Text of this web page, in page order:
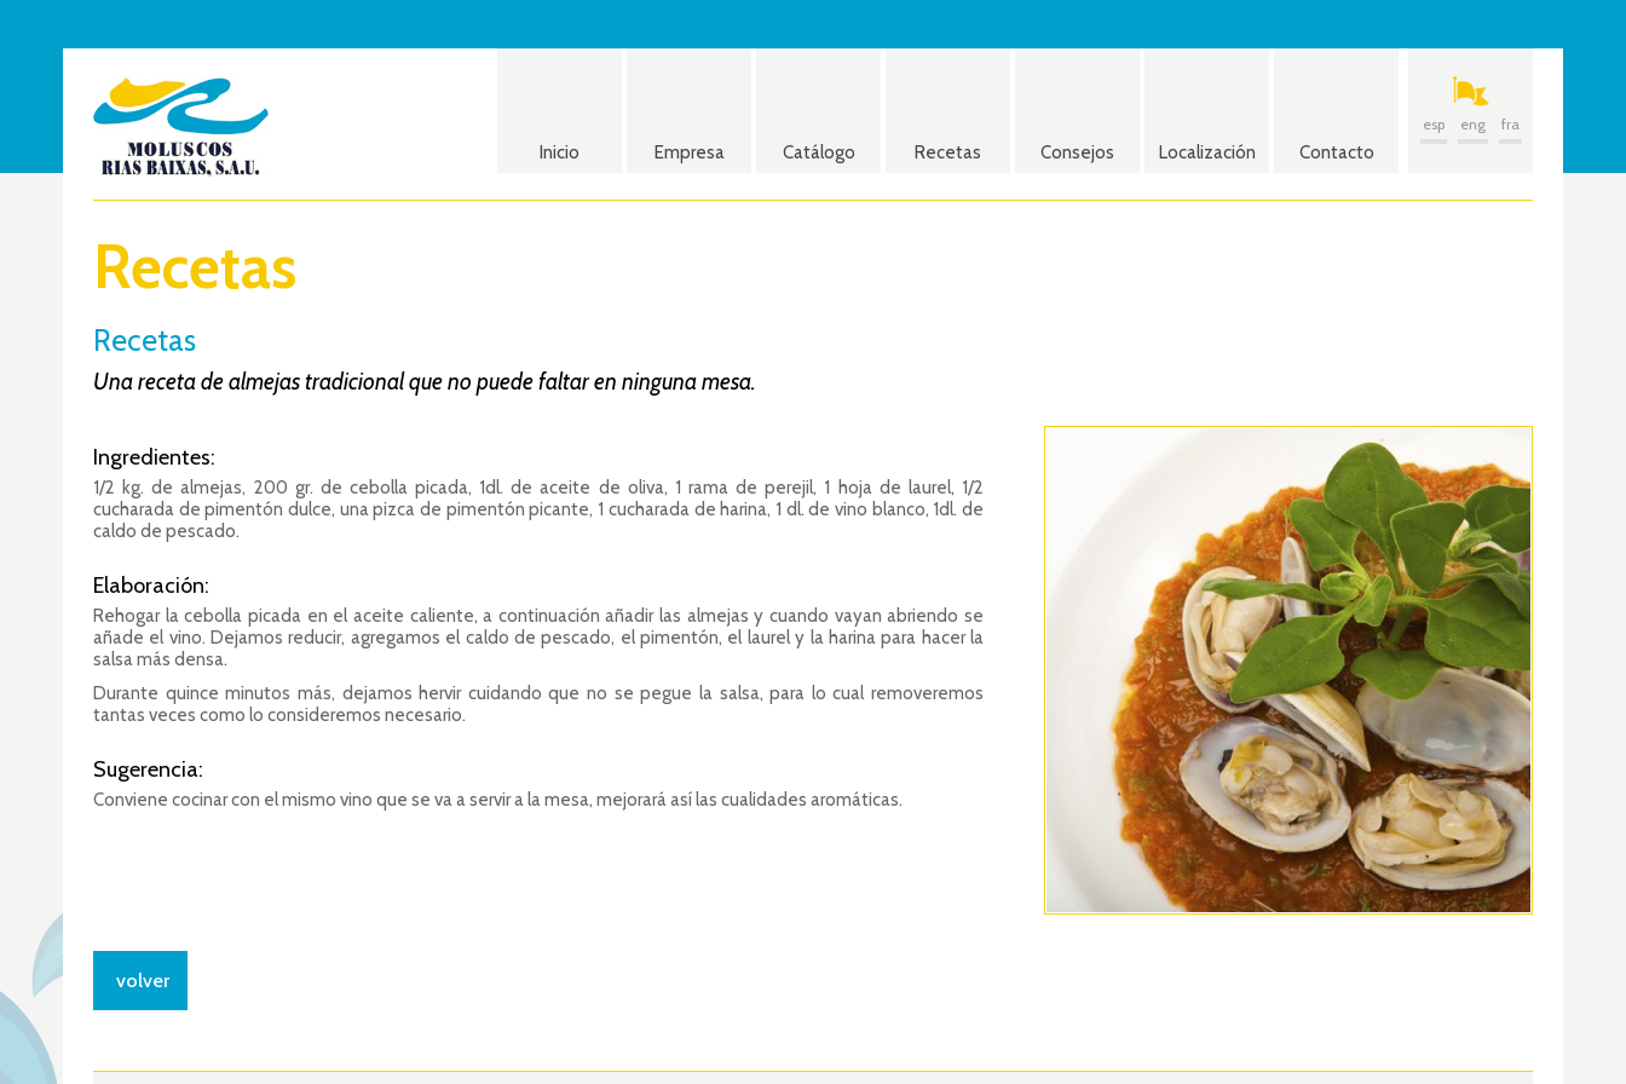
esp eng fra
Inicio Empresa Catálogo Recetas Consejos Localización Contacto
Recetas
Recetas
Una receta de almejas tradicional que no puede faltar en ninguna mesa.
Ingredientes:
1/2 kg. de almejas, 200 gr. de cebolla picada, 1dl. de aceite de oliva, 1 rama de perejil, 1 hoja de laurel, 1/2
cucharada de pimentón dulce, una pizca de pimentón picante, 1 cucharada de harina, 1 dl. de vino blanco, 1dl. de
caldo de pescado.
Elaboración:
Rehogar la cebolla picada en el aceite caliente, a continuación añadir las almejas y cuando vayan abriendo se
añade el vino. Dejamos reducir, agregamos el caldo de pescado, el pimentón, el laurel y la harina para hacer la
salsa más densa.
Durante quince minutos más, dejamos hervir cuidando que no se pegue la salsa, para lo cual removeremos
tantas veces como lo consideremos necesario.
Sugerencia:
Conviene cocinar con el mismo vino que se va a servir a la mesa, mejorará así las cualidades aromáticas.
volver